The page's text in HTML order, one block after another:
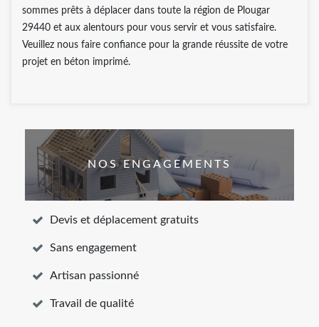
sommes prêts à déplacer dans toute la région de Plougar
29440 et aux alentours pour vous servir et vous satisfaire.
Veuillez nous faire confiance pour la grande réussite de votre
projet en béton imprimé.
NOS ENGAGEMENTS
Devis et déplacement gratuits
Sans engagement
Artisan passionné
Travail de qualité